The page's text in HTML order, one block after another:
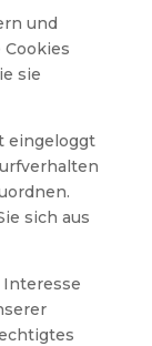
und
sie
eingeloggt
sich aus
Interesse